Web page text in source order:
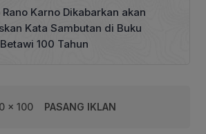
Karno Dikabarkan akan
Kata Sambutan di Buku
100 Tahun
x 100 PASANG IKLAN